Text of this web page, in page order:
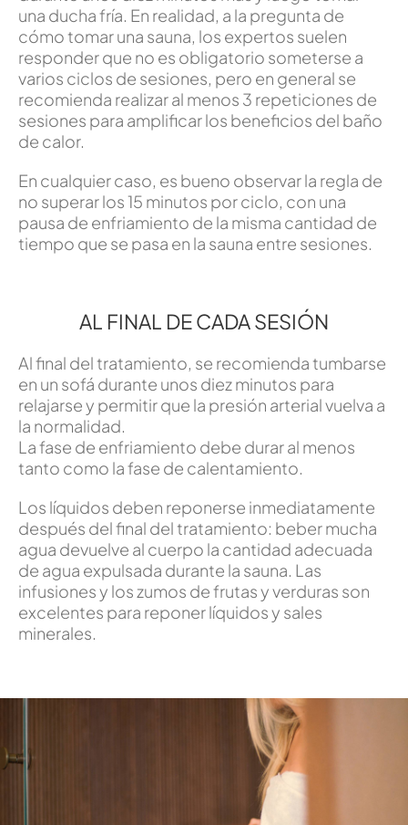
una ducha fría. En realidad, a la pregunta de
cómo tomar una sauna, los expertos suelen
responder que no es obligatorio someterse a
varios ciclos de sesiones, pero en general se
recomienda realizar al menos 3 repeticiones de
sesiones para amplificar los beneficios del baño
de calor.
En cualquier caso, es bueno observar la regla de
no superar los 15 minutos por ciclo, con una
pausa de enfriamiento de la misma cantidad de
tiempo que se pasa en la sauna entre sesiones.
AL FINAL DE CADA SESIÓN
Al final del tratamiento, se recomienda tumbarse
en un sofá durante unos diez minutos para
relajarse y permitir que la presión arterial vuelva a
la normalidad.
La fase de enfriamiento debe durar al menos
tanto como la fase de calentamiento.
Los líquidos deben reponerse inmediatamente
después del final del tratamiento: beber mucha
agua devuelve al cuerpo la cantidad adecuada
de agua expulsada durante la sauna. Las
infusiones y los zumos de frutas y verduras son
excelentes para reponer líquidos y sales
minerales.